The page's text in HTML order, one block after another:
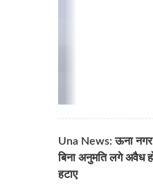
Una News: ऊना नगर
बिना अनुमति लगे अवैध
हटाए